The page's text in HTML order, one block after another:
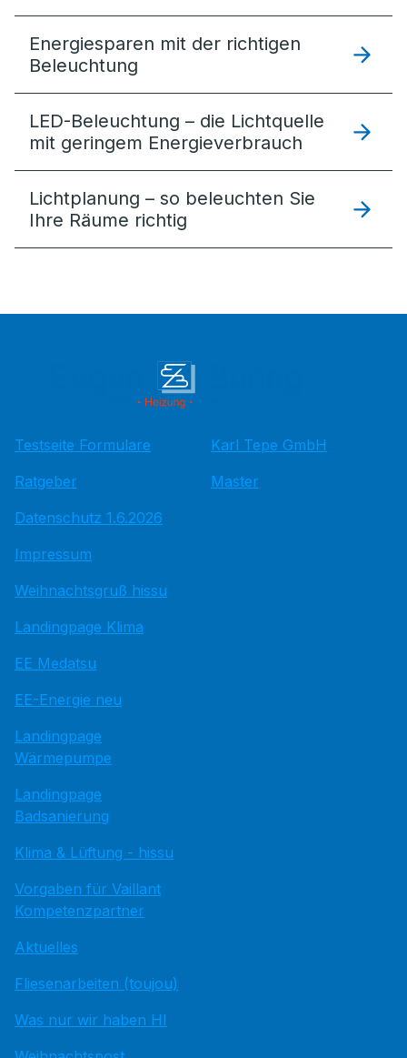
Energiesparen mit der richtigen
Beleuchtung
LED-Beleuchtung – die Lichtquelle
mit geringem Energieverbrauch
Lichtplanung – so beleuchten Sie
Ihre Räume richtig
Testseite Formulare
Ratgeber
Datenschutz 1.6.2026
Impressum
Weihnachtsgruß hissu
Landingpage Klima
EE Medatsu
EE-Energie neu
Landingpage
Wärmepumpe
Landingpage
Badsanierung
Klima & Lüftung - hissu
Vorgaben für Vaillant
Kompetenzpartner
Aktuelles
Fliesenarbeiten (toujou)
Was nur wir haben HI
Karl Tepe GmbH
Master